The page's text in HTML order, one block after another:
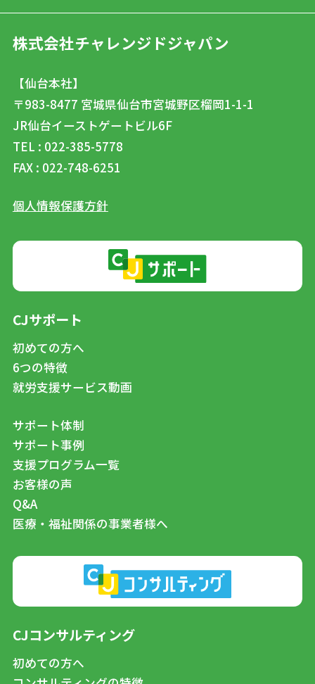
株式会社チャレンジドジャパン
【仙台本社】
〒983-8477 宮城県仙台市宮城野区榴岡1-1-1
JR仙台イーストゲートビル6F
TEL : 022-385-5778
FAX : 022-748-6251
個人情報保護方針
CJサポート
初めての方へ
6つの特徴
就労支援サービス動画
サポート体制
サポート事例
支援プログラム一覧
お客様の声
Q&A
医療・福祉関係の事業者様へ
CJコンサルティング
初めての方へ